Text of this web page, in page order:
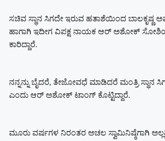
ಸಚಿವ ಸ್ಥಾನ ಸಿಗದೇ ಇರುವ ಹತಾಶೆಯಿಂದ ಬಾಲಕೃಷ್ಣ
ಹಾಗಾಗಿ ಇದೀಗ ವಿಪಕ್ಷ ನಾಯಕ ಆರ್ ಅಶೋಕ್
ಕಾರಿದ್ದಾರೆ.
ನನ್ನನ್ನು ಬೈದರೆ, ತೇಜೋವಧೆ ಮಾಡಿದರೆ ಮಂತ್ರಿ ಸ್ಥಾನ
ಎಂದು ಆರ್ ಅಶೋಕ್ ಟಾಂಗ್ ಕೊಟ್ಟಿದ್ದಾರೆ.
ಮೂರು ವರ್ಷಗಳ ನಿರಂತರ ಅಚಲ ಸ್ವಾಮಿನಿಷ್ಠೆಗಾಗಿ